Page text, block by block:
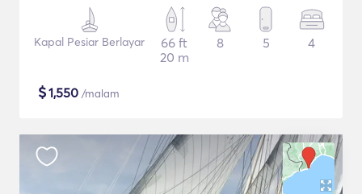
Kapal Pesiar Berlayar
66 ft
20 m
8 5 4
$1,550 /malam